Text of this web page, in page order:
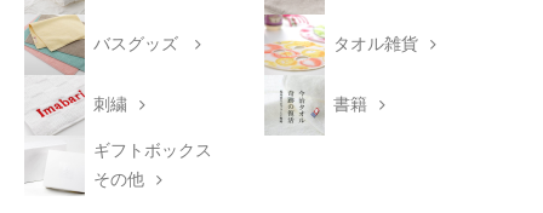
バスグッズ タオル雑貨
刺繍 書籍
ギフトボックス
その他